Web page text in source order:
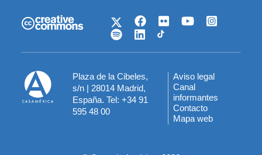
Plaza de la Cibeles,
s/n | 28014 Madrid,
España. Tel: +34 91
595 48 00
Menú
del
pie
Aviso legal
Canal
informantes
Contacto
Mapa web